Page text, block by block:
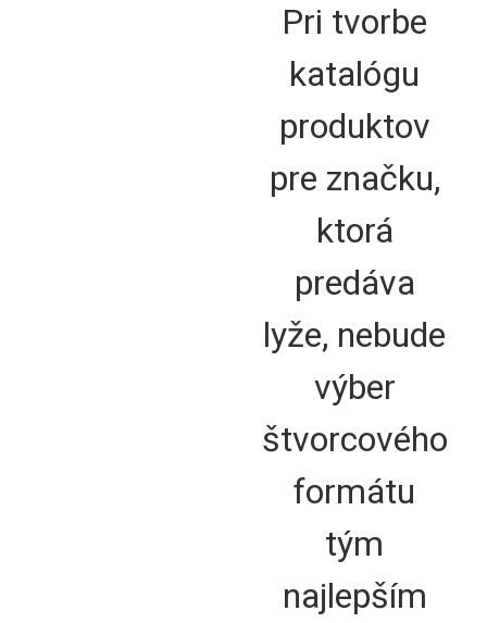
Pri tvorbe
katalógu
produktov
pre značku,
ktorá
predáva
lyže, nebude
výber
štvorcového
formátu
tým
najlepším